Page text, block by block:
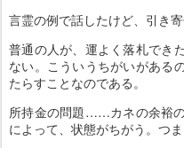
言霊の例で話したけど、引き寄
普通の人が、運よく落札でき
ない。こういうちがいがある
たらすことなのである。
所持金の問題……カネの余裕
によって、状態がちがう。つ